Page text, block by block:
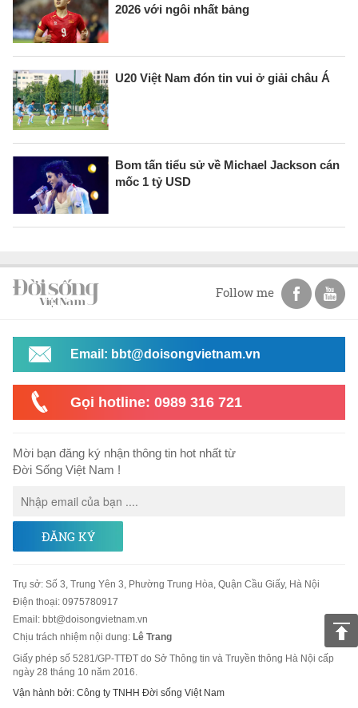
2026 với ngôi nhất bảng
U20 Việt Nam đón tin vui ở giải châu Á
Bom tấn tiểu sử về Michael Jackson cán
mốc 1 tỷ USD
Follow me
Email: bbt@doisongvietnam.vn
Gọi hotline: 0989 316 721
Mời bạn đăng ký nhận thông tin hot nhất từ
Đời Sống Việt Nam !
ĐĂNG KÝ
Trụ sở: Số 3, Trung Yên 3, Phường Trung Hòa, Quận Cầu Giấy, Hà Nội
Điện thoại: 0975780917
Email: bbt@doisongvietnam.vn
Chịu trách nhiệm nội dung: Lê Trang
Giấy phép số 5281/GP-TTĐT do Sở Thông tin và Truyền thông Hà Nội cấp
ngày 28 tháng 10 năm 2016.
Vận hành bởi: Công ty TNHH Đời sống Việt Nam